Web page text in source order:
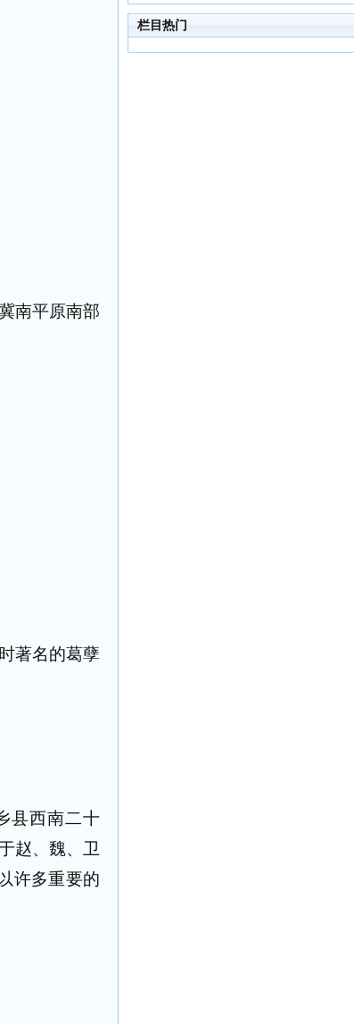
南平原南部
著名的葛孽
县西南二十
赵、魏、卫
许多重要的
栏目热门